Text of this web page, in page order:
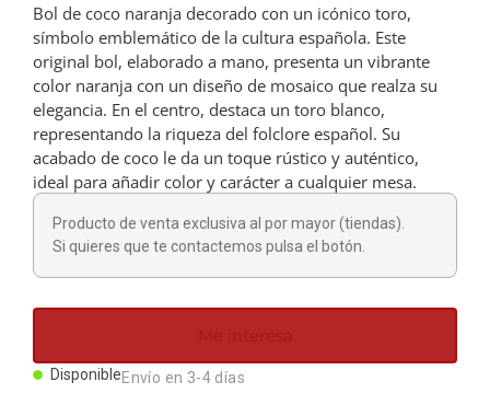
Cucharillas
Cucharones
Dedales
Bol de coco naranja decorado con un icónico toro,
símbolo emblemático de la cultura española. Este
original bol, elaborado a mano, presenta un vibrante
color naranja con un diseño de mosaico que realza su
elegancia. En el centro, destaca un toro blanco,
representando la riqueza del folclore español. Su
acabado de coco le da un toque rústico y auténtico,
ideal para añadir color y carácter a cualquier mesa.
Producto de venta exclusiva al por mayor (tiendas).
Si quieres que te contactemos pulsa el botón.
Me interesa
DisponibleEnvío en 3-4 días